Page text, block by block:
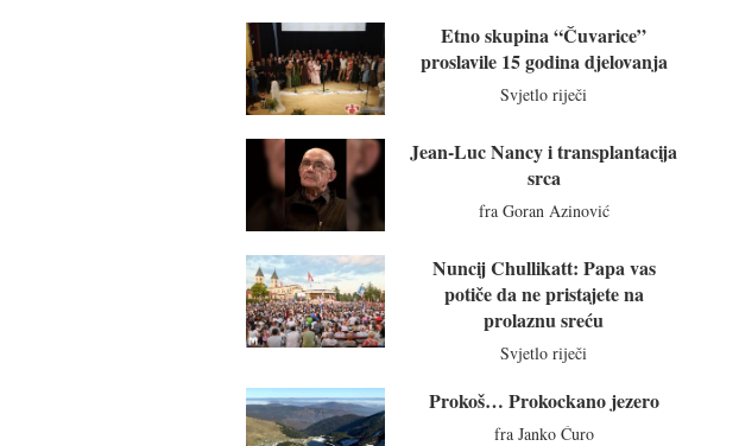
Etno skupina “Čuvarice”
proslavile 15 godina djelovanja
Svjetlo riječi
Jean-Luc Nancy i transplantacija
srca
fra Goran Azinović
Nuncij Chullikatt: Papa vas
potiče da ne pristajete na
prolaznu sreću
Svjetlo riječi
Prokoš… Prokockano jezero
fra Janko Ćuro